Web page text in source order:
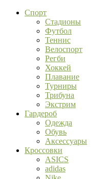
Спорт
Стадионы
Футбол
Теннис
Велоспорт
Регби
Хоккей
Плавание
Турниры
Трибуна
Экстрим
Гардероб
Одежда
Обувь
Аксессуары
Кроссовки
ASICS
adidas